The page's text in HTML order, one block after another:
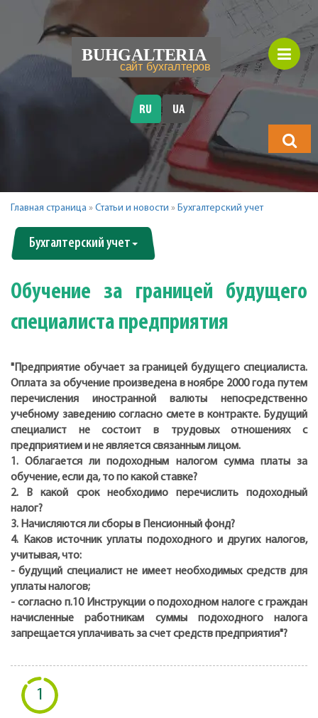
будете
искать?
RU UA
Главная страница » Статьи и новости » Бухгалтерский учет
Бухгалтерский учет
Обучение за границей будущего
специалиста предприятия
"Предприятие обучает за границей будущего специалиста.
Оплата за обучение произведена в ноябре 2000 года путем
перечисления иностранной валюты непосредственно
учебному заведению согласно смете в контракте. Будущий
специалист не состоит в трудовых отношениях с
предприятием и не является связанным лицом.
1. Облагается ли подоходным налогом сумма платы за
обучение, если да, то по какой ставке?
2. В какой срок необходимо перечислить подоходный
налог?
3. Начисляются ли сборы в Пенсионный фонд?
4. Каков источник уплаты подоходного и других налогов,
учитывая, что:
- будущий специалист не имеет необходимых средств для
уплаты налогов;
- согласно п.10 Инструкции о подоходном налоге с граждан
начисленные работникам суммы подоходного налога
запрещается уплачивать за счет средств предприятия"?
1